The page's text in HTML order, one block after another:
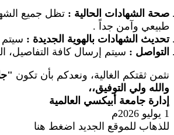
صحة الشهادات الحالية : تظل جميع
طبيعي وآمن جداً .
تحديث الشهادات بالهوية الجديدة : سيتم
التواصل : سيتم إرسال كافة التفاصيل،
نثمن ثقتكم الغالية، ونعدكم بأن تكون "
والله ولي التوفيق،،
إدارة جامعة أبيكسي العالمية
1 يوليو 2026م
للذهاب للموقع الجديد اضغط هنا